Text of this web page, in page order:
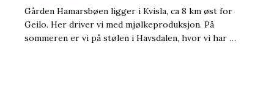
Gården Hamarsbøen ligger i Kvisla, ca 8 km øst for
Geilo. Her driver vi med mjølkeproduksjon. På
sommeren er vi på stølen i Havsdalen, hvor vi har …